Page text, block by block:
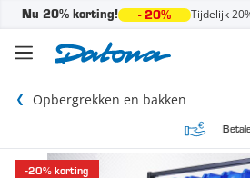
Nu 20% korting! - 20% Tijdelijk
Opbergrekken en bakken
Betalen zoals je wilt,
-20% korting